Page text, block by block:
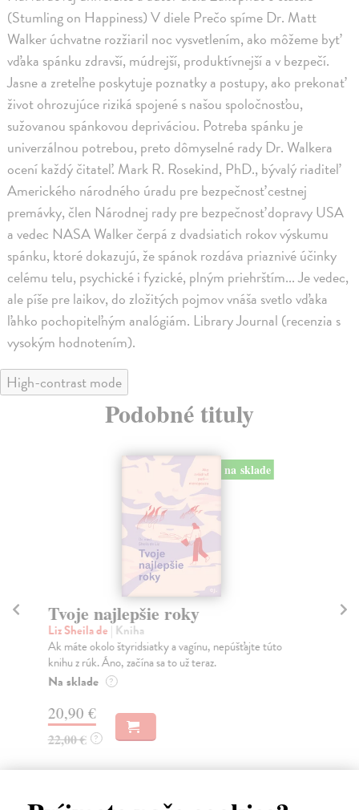
(Stumling on Happiness) V diele Prečo spíme Dr. Matt
Walker úchvatne rozžiaril noc vysvetlením, ako môžeme byť
vďaka spánku zdravší, múdrejší, produktívnejší a v bezpečí.
Jasne a zreteľne poskytuje poznatky a postupy, ako prekonať
život ohrozujúce riziká spojené s našou spoločnosťou,
sužovanou spánkovou depriváciou. Potreba spánku je
univerzálnou potrebou, preto dômyselné rady Dr. Walkera
ocení každý čitateľ. Mark R. Rosekind, PhD., bývalý riaditeľ
Amerického národného úradu pre bezpečnosť cestnej
premávky, člen Národnej rady pre bezpečnosť dopravy USA
a vedec NASA Walker čerpá z dvadsiatich rokov výskumu
spánku, ktoré dokazujú, že spánok rozdáva priaznivé účinky
celému telu, psychické i fyzické, plným priehrštím... Je vedec,
ale píše pre laikov, do zložitých pojmov vnáša svetlo vďaka
ľahko pochopiteľným analógiám. Library Journal (recenzia s
vysokým hodnotením).
High-contrast mode
Podobné tituly
na sklade
Tvoje najlepšie roky
Liz Sheila de | Kniha
Ak máte okolo štyridsiatky a vagínu, nepúšťajte túto
knihu z rúk. Áno, začína sa to už teraz.
Na sklade ?
20,90 €
22,00 € ?